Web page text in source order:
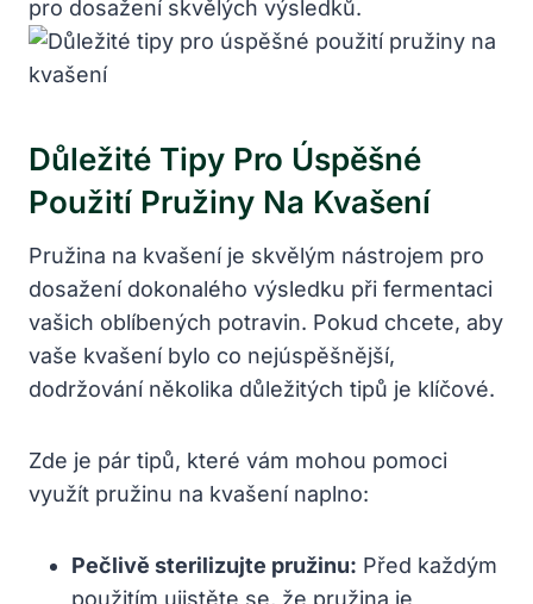
pro dosažení skvělých výsledků.
Důležité Tipy Pro Úspěšné
Použití Pružiny Na Kvašení
Pružina na kvašení je‍ skvělým nástrojem pro
dosažení dokonalého výsledku při fermentaci
vašich oblíbených potravin. Pokud chcete, aby
vaše kvašení ⁢bylo co ⁤nejúspěšnější,
dodržování​ několika důležitých tipů je klíčové.
Zde je pár tipů,‌ které⁢ vám mohou pomoci
využít pružinu na kvašení naplno:
Pečlivě sterilizujte pružinu: Před každým
použitím ujistěte se, že pružina je